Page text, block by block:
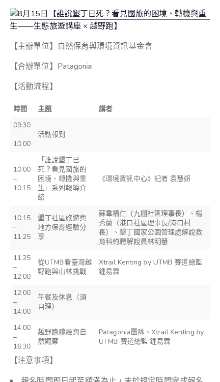
【主辦單位】自然保育與環境資訊基金會
【合辦單位】Patagonia
【活動流程】
時間 主題
講者
09:30
–
10:00
活動報到
10:00
–
10:15
「誰說墾丁已
死？看見國旅的
困境、轉機與重
生」系列報導介
紹
《環境資訊中心》記者 袁慧妍
10:15
–
11:25
墾丁社區旅遊與
地方保育經驗分
享
蘇韋福仁（九棚社區理事長）、楊
秀蘭（港口社區理事長/港口村
長）、墾丁國家公園管理處解說教
育科約聘解說員林明慧
11:25
–
12:00
從UTMB看臺灣越
野跑與山林挑戰
Xtrail Kenting by UTMB 賽道總監
鍾易霖
12:00
–
14:00
午餐及休息（須
自理）
14:00
–
16:30
越野跑體驗與自
然觀察
Patagonia團隊、Xtrail Kenting by
UTMB 賽道總監 鍾易霖
【注意事項】